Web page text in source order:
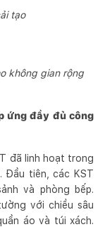
tạo
không gian rộng
ứng đầy đủ công
đã linh hoạt trong
Đầu tiên, các KST
và phòng bếp.
với chiều sâu
áo và túi xách.